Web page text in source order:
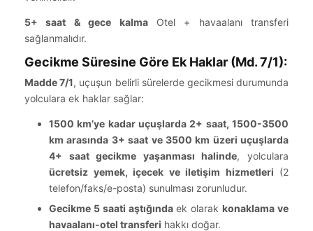
5+ saat & gece kalmaOtel + havaalanı transferi
sağlanmalıdır.
Gecikme Süresine Göre Ek Haklar (Md. 7/1):
Madde 7/1, uçuşun belirli sürelerde gecikmesi durumunda
yolculara ek haklar sağlar:
1500 km’ye kadar uçuşlarda 2+ saat, 1500-3500
km arasında 3+ saat ve 3500 km üzeri uçuşlarda
4+ saat gecikme yaşanması halinde, yolculara
ücretsiz yemek, içecek ve iletişim hizmetleri (2
telefon/faks/e-posta) sunulması zorunludur.
Gecikme 5 saati aştığındaek olarakkonaklama ve
havaalanı-otel transferi hakkı doğar.